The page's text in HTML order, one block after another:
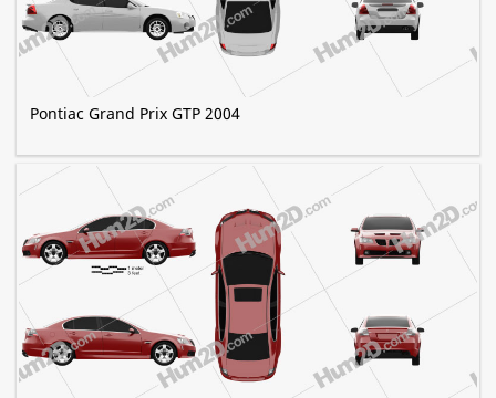
Pontiac Grand Prix GTP 2004